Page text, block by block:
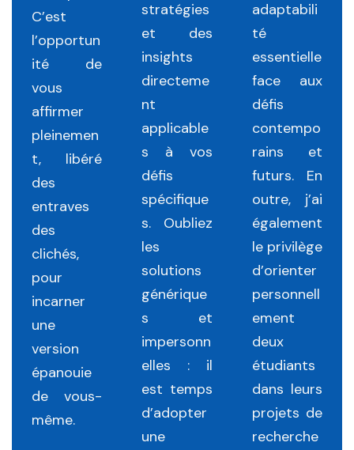
C’est
l’opportun
ité de
vous
affirmer
pleinemen
t, libéré
des
entraves
des
clichés,
pour
incarner
une
version
épanouie
de vous-
même.
stratégies
et des
insights
directeme
nt
applicable
s à vos
défis
spécifique
s. Oubliez
les
solutions
générique
s et
impersonn
elles : il
est temps
d’adopter
une
adaptabili
té
essentielle
face aux
défis
contempo
rains et
futurs. En
outre, j’ai
également
le privilège
d’orienter
personnell
ement
deux
étudiants
dans leurs
projets de
recherche